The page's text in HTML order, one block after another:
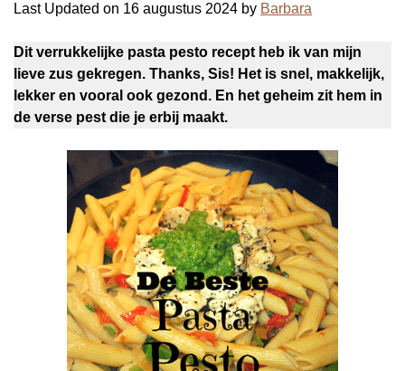
Last Updated on 16 augustus 2024 by Barbara
Dit verrukkelijke pasta pesto recept heb ik van mijn
lieve zus gekregen. Thanks, Sis! Het is snel, makkelijk,
lekker en vooral ook gezond. En het geheim zit hem in
de verse pest die je erbij maakt.